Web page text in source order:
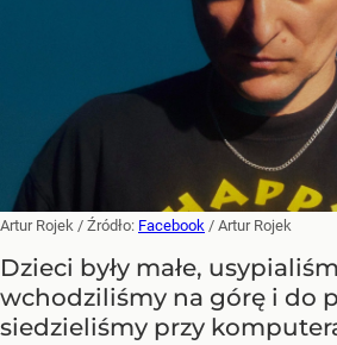
Artur Rojek / Źródło: Facebook / Artur Rojek
Dzieci były małe,
wchodziliśmy na górę i do
siedzieliśmy przy